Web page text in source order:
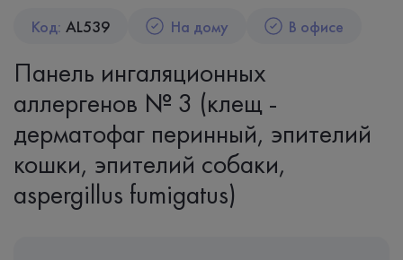
Код: AL539 На дому В офисе
Панель ингаляционных
аллергенов № 3 (клещ -
дерматофаг перинный, эпителий
кошки, эпителий собаки,
aspergillus fumigatus)